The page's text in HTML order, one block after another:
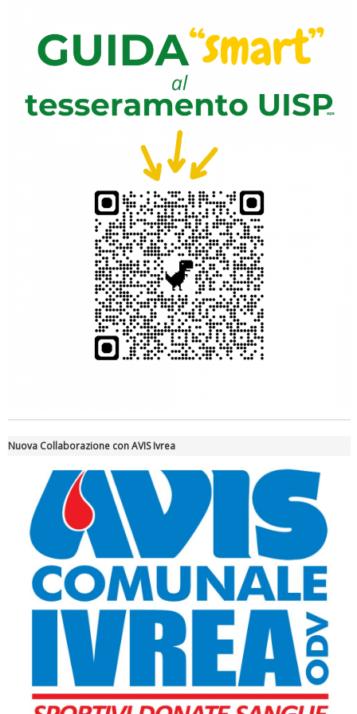
Tiziano Pesce a Radio InBlu2000 traccia il bilancio della stagione
La formazione Uisp rallenta ma prosegue anche in estate
Nuova Collaborazione con AVIS Ivrea